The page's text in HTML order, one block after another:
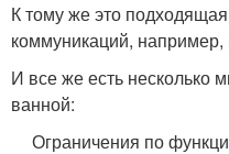
К тому же это
коммуникаций, например,
И все же есть несколько
ванной:
Ограничения по